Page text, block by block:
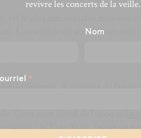
L’ensemble est accrocheur, sans
qui a fait sa marque sur
longtemps. À l’opposé de la
southà la Ying Yang Twins, mais
revivre les concerts de la veille.
Nom
*